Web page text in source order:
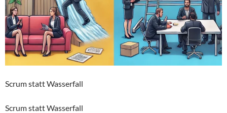
Scrum statt Wasserfall
Scrum statt Wasserfall